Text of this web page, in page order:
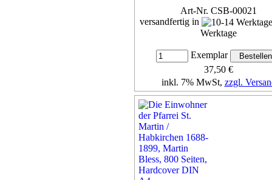
Art-Nr. CSB-00021
versandfertig in
Werktage
Exemplar
37,50 €
inkl. 7% MwSt, zzgl.
Details...